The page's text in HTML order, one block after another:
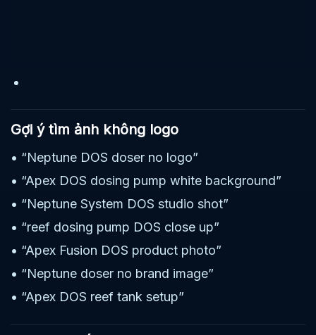
Gợi ý tìm ảnh không logo
• “Neptune DOS doser no logo”
• “Apex DOS dosing pump white background”
• “Neptune System DOS studio shot”
• “reef dosing pump DOS close up”
• “Apex Fusion DOS product photo”
• “Neptune doser no brand image”
• “Apex DOS reef tank setup”